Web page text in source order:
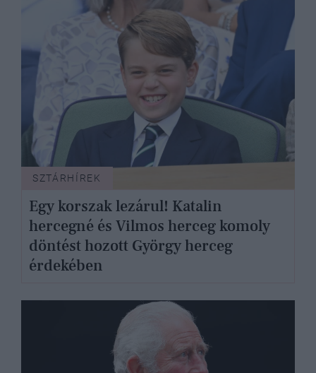
SZTÁRHÍREK
Egy korszak lezárul! Katalin
hercegné és Vilmos herceg komoly
döntést hozott György herceg
érdekében